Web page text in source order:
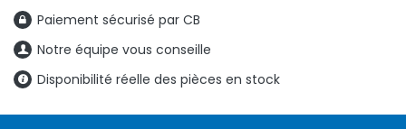
Paiement sécurisé par CB
Notre équipe vous conseille
Disponibilité réelle des pièces en stock